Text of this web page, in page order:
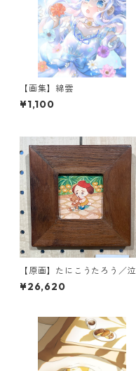
【画集】綿雲
¥1,100
【原画】たにこうたろう／泣
かないで
¥26,620